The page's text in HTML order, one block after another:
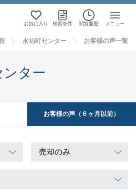
お気に入り 検索条件 閲覧履歴 メニュー
永福町センター お客様の声一覧
ンター
お客様の声（６ヶ月以前）